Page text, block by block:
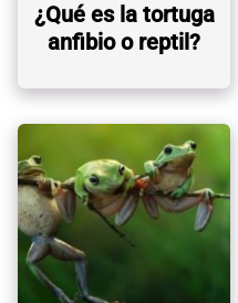
¿Qué es la tortuga
anfibio o reptil?